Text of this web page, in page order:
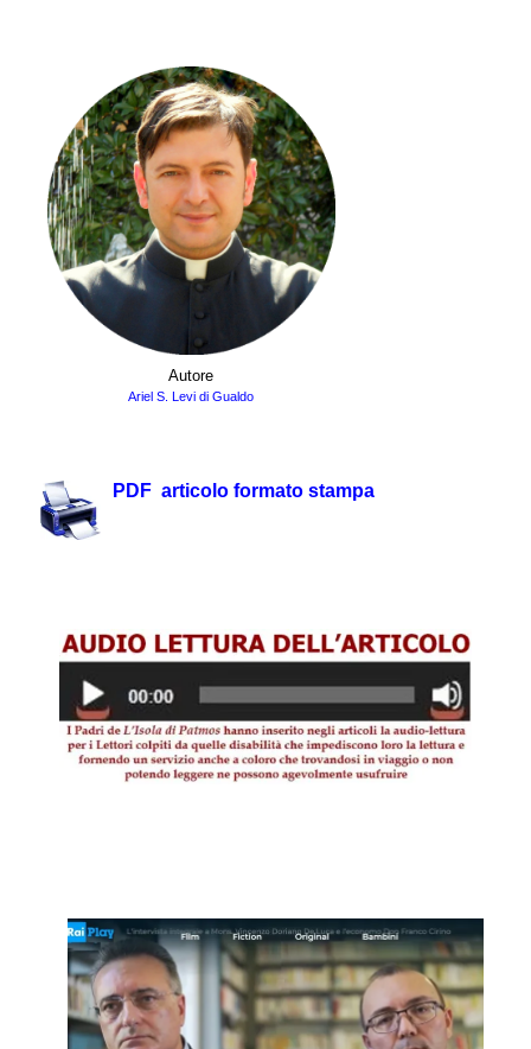
Autore
Ariel S. Levi di Gualdo
PDF articolo formato stampa